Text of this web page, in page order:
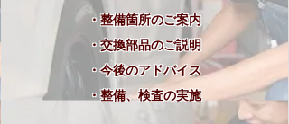
・整備箇所のご案内
・交換部品のご説明
・今後のアドバイス
​・整備、検査の実施